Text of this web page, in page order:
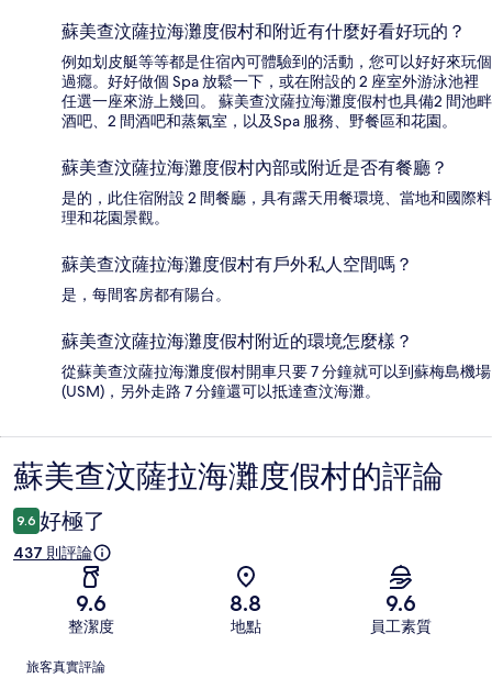
蘇美查汶薩拉海灘度假村和附近有什麼好看好玩的？
例如划皮艇等等都是住宿內可體驗到的活動，您可以好好來玩個
過癮。好好做個 Spa 放鬆一下，或在附設的 2 座室外游泳池裡
任選一座來游上幾回。 蘇美查汶薩拉海灘度假村也具備2 間池畔
酒吧、2 間酒吧和蒸氣室，以及Spa 服務、野餐區和花園。
蘇美查汶薩拉海灘度假村內部或附近是否有餐廳？
是的，此住宿附設 2 間餐廳，具有露天用餐環境、當地和國際料
理和花園景觀。
蘇美查汶薩拉海灘度假村有戶外私人空間嗎？
是，每間客房都有陽台。
蘇美查汶薩拉海灘度假村附近的環境怎麼樣？
從蘇美查汶薩拉海灘度假村開車只要 7 分鐘就可以到蘇梅島機場
(USM)，另外走路 7 分鐘還可以抵達查汶海灘。
評
論
蘇美查汶薩拉海灘度假村的評論
9.6 好極了
437 則評論
9.6
整潔度
8.8
地點
9.6
員工素質
評
旅客真實評論